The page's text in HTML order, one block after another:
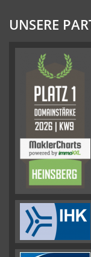
UNSERE